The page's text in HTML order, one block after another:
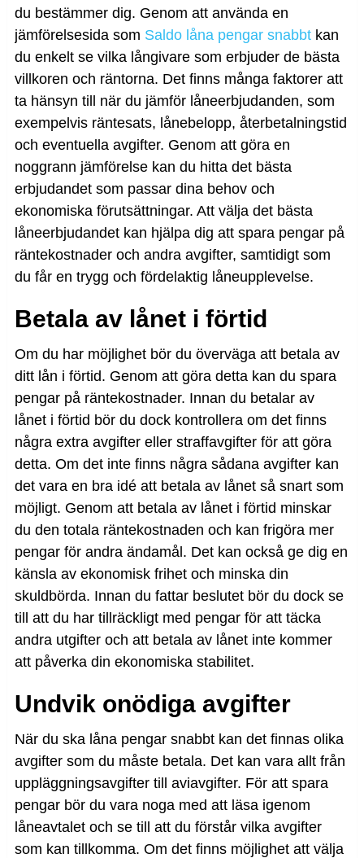
du bestämmer dig. Genom att använda en
jämförelsesida som Saldo låna pengar snabbtkan
du enkelt se vilka långivare som erbjuder de bästa
villkoren och räntorna. Det finns många faktorer att
ta hänsyn till när du jämför låneerbjudanden, som
exempelvis räntesats, lånebelopp, återbetalningstid
och eventuella avgifter. Genom att göra en
noggrann jämförelse kan du hitta det bästa
erbjudandet som passar dina behov och
ekonomiska förutsättningar. Att välja det bästa
låneerbjudandet kan hjälpa dig att spara pengar på
räntekostnader och andra avgifter, samtidigt som
du får en trygg och fördelaktig låneupplevelse.
Betala av lånet i förtid
Om du har möjlighet bör du överväga att betala av
ditt lån i förtid. Genom att göra detta kan du spara
pengar på räntekostnader. Innan du betalar av
lånet i förtid bör du dock kontrollera om det finns
några extra avgifter eller straffavgifter för att göra
detta. Om det inte finns några sådana avgifter kan
det vara en bra idé att betala av lånet så snart som
möjligt. Genom att betala av lånet i förtid minskar
du den totala räntekostnaden och kan frigöra mer
pengar för andra ändamål. Det kan också ge dig en
känsla av ekonomisk frihet och minska din
skuldbörda. Innan du fattar beslutet bör du dock se
till att du har tillräckligt med pengar för att täcka
andra utgifter och att betala av lånet inte kommer
att påverka din ekonomiska stabilitet.
Undvik onödiga avgifter
När du ska låna pengar snabbt kan det finnas olika
avgifter som du måste betala. Det kan vara allt från
uppläggningsavgifter till aviavgifter. För att spara
pengar bör du vara noga med att läsa igenom
låneavtalet och se till att du förstår vilka avgifter
som kan tillkomma. Om det finns möjlighet att välja